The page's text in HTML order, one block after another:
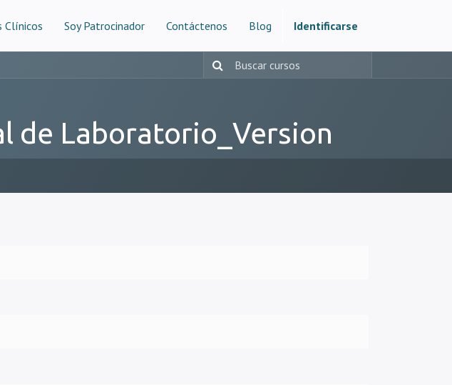
Clínicos Soy Patrocinador Contáctenos Blog Identificarse
de Laboratorio_Version